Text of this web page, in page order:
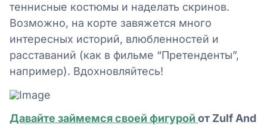
теннисные костюмы и наделать скринов.
Возможно, на корте завяжется много
интересных историй, влюбленностей и
расставаний (как в фильме “Претенденты”,
например). Вдохновляйтесь!
Давайте займемся своей фигурой от Zulf And